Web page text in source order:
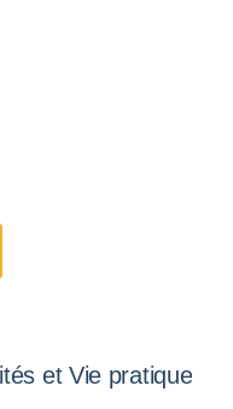
et Vie pratique